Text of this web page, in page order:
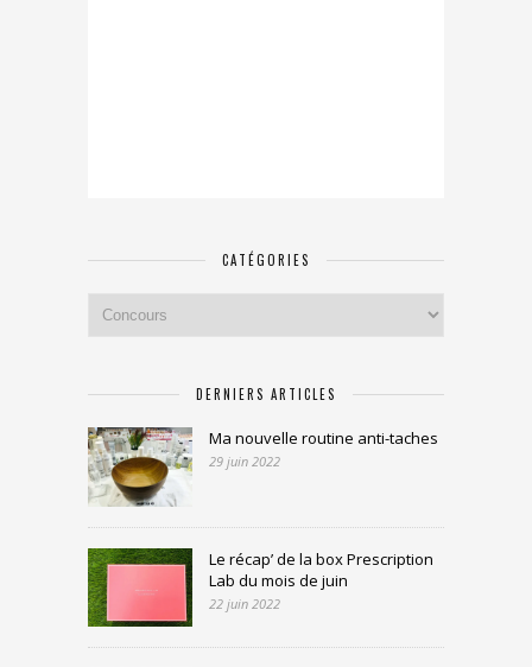
CATÉGORIES
DERNIERS ARTICLES
Ma nouvelle routine anti-taches
29 juin 2022
Le récap’ de la box Prescription
Lab du mois de juin
22 juin 2022